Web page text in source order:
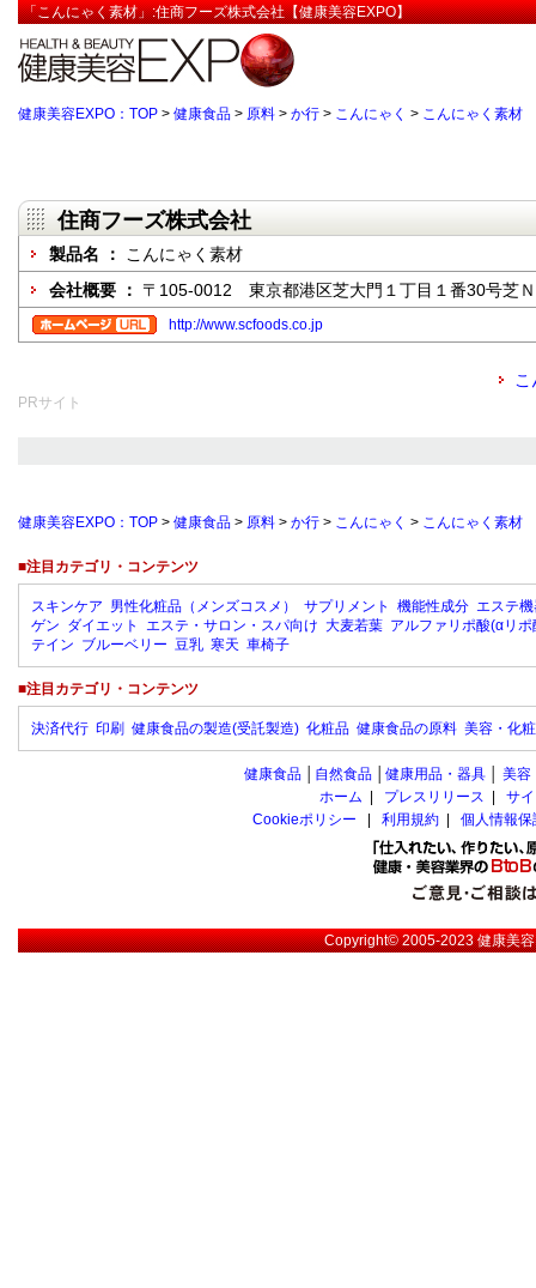
「こんにゃく素材」:住商フーズ株式会社【健康美容EXPO】
健康美容EXPO：TOP > 健康食品 > 原料 > か行 > こんにゃく > こんにゃく素材
住商フーズ株式会社
製品名 ：
こんにゃく素材
会社概要 ： 〒105-0012 東京都港区芝大門１丁目１番30号芝
http://www.scfoods.co.jp
PRサイト
健康美容EXPO：TOP > 健康食品 > 原料 > か行 > こんにゃく > こんにゃく素材
■注目カテゴリ・コンテンツ
スキンケア 男性化粧品（メンズコスメ） サプリメント 機能性成分 エステ
ゲン ダイエット エステ・サロン・スパ向け 大麦若葉 アルファリポ酸(αリポ
テイン ブルーベリー 豆乳 寒天 車椅子
■注目カテゴリ・コンテンツ
決済代行 印刷 健康食品の製造(受託製造) 化粧品 健康食品の原料 美容・化
健康食品 自然食品 健康用品・器具 美容
ホーム
プレスリリース
サ
Cookieポリシー
利用規約 個人情報
Copyright© 2005-2023健康美